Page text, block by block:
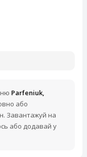
Parfeniuk,
або
Завантажуй на
або додавай у